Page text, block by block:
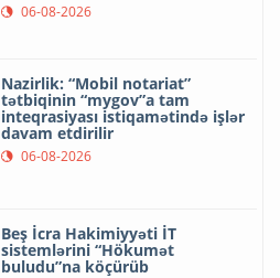
06-08-2026
Nazirlik: “Mobil notariat”
tətbiqinin “mygov”a tam
inteqrasiyası istiqamətində işlər
davam etdirilir
06-08-2026
Beş İcra Hakimiyyəti İT
sistemlərini “Hökumət
buludu”na köçürüb